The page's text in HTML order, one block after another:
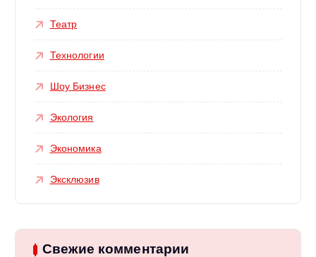
Театр
Технологии
Шоу Бизнес
Экология
Экономика
Эксклюзив
Свежие комментарии